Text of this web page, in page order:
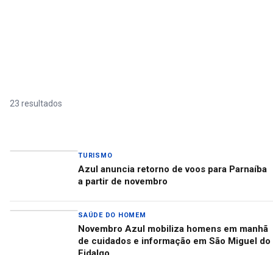
23 resultados
TURISMO
Azul anuncia retorno de voos para Parnaíba
a partir de novembro
SAÚDE DO HOMEM
Novembro Azul mobiliza homens em manhã
de cuidados e informação em São Miguel do